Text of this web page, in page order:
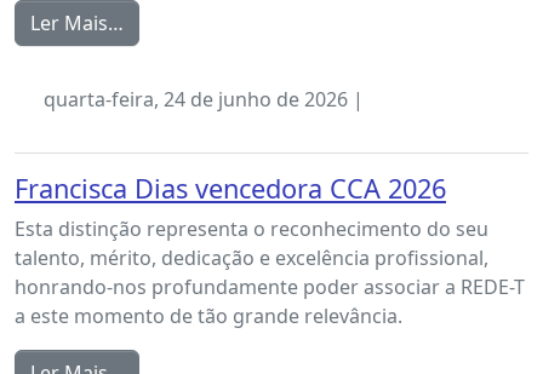
Ler Mais…
quarta-feira, 24 de junho de 2026 |
Francisca Dias vencedora CCA 2026
Esta distinção representa o reconhecimento do seu
talento, mérito, dedicação e excelência profissional,
honrando-nos profundamente poder associar a REDE-T
a este momento de tão grande relevância.